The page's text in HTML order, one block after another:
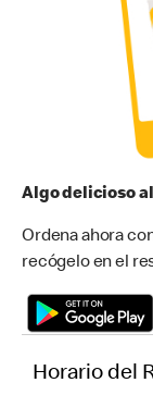
Algo delicioso
Ordena ahora
recógelo en el
Horario del